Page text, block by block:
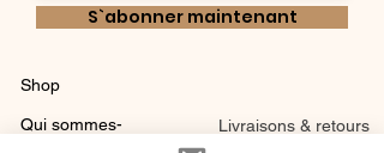
S`abonner maintenant
Shop
Qui sommes- Livraisons & retours